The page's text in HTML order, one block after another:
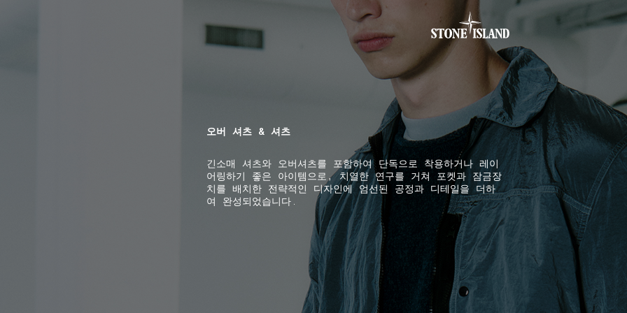
NAVIGATION.ARIA.GOTOFOOTER
오버 셔츠 & 셔츠
긴소매 셔츠와 오버셔츠를 포함하여 단독으로 착용하거나 레이
어링하기 좋은 아이템으로, 치열한 연구를 거쳐 포켓과 잠금장
치를 배치한 전략적인 디자인에 엄선된 공정과 디테일을 더하
여 완성되었습니다.